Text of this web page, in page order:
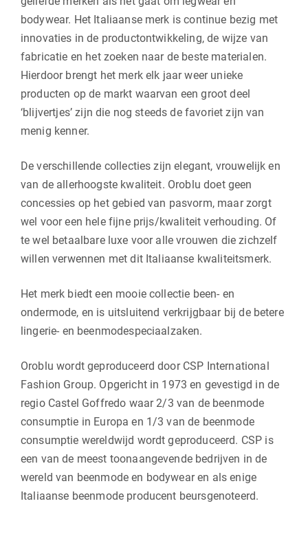
bodywear. Het Italiaanse merk is continue bezig met
innovaties in de productontwikkeling, de wijze van
fabricatie en het zoeken naar de beste materialen.
Hierdoor brengt het merk elk jaar weer unieke
producten op de markt waarvan een groot deel
‘blijvertjes’ zijn die nog steeds de favoriet zijn van
menig kenner.
De verschillende collecties zijn elegant, vrouwelijk en
van de allerhoogste kwaliteit. Oroblu doet geen
concessies op het gebied van pasvorm, maar zorgt
wel voor een hele fijne prijs/kwaliteit verhouding. Of
te wel betaalbare luxe voor alle vrouwen die zichzelf
willen verwennen met dit Italiaanse kwaliteitsmerk.
Het merk biedt een mooie collectie been- en
ondermode, en is uitsluitend verkrijgbaar bij de betere
lingerie- en beenmodespeciaalzaken.
Oroblu wordt geproduceerd door CSP International
Fashion Group. Opgericht in 1973 en gevestigd in de
regio Castel Goffredo waar 2/3 van de beenmode
consumptie in Europa en 1/3 van de beenmode
consumptie wereldwijd wordt geproduceerd. CSP is
een van de meest toonaangevende bedrijven in de
wereld van beenmode en bodywear en als enige
Italiaanse beenmode producent beursgenoteerd.